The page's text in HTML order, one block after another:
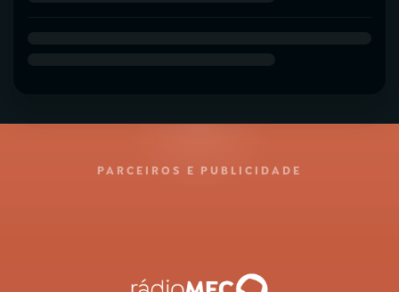
PARCEIROS E PUBLICIDADE